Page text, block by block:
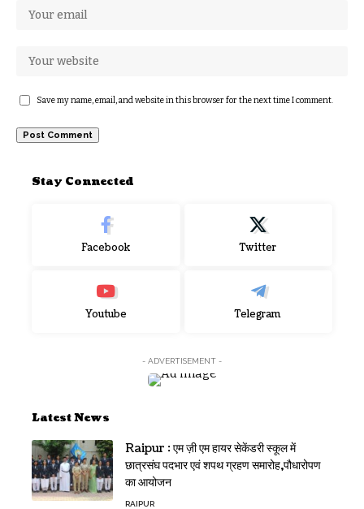
Save my name, email, and website in this browser for the next time I comment.
Stay Connected
Facebook Twitter
Youtube Telegram
- ADVERTISEMENT -
Latest News
Raipur : एम ज़ी एम हायर सेकेंडरी स्कूल में
छात्रसंघ पदभार एवं शपथ ग्रहण समारोह,पौधारोपण
का आयोजन
RAIPUR